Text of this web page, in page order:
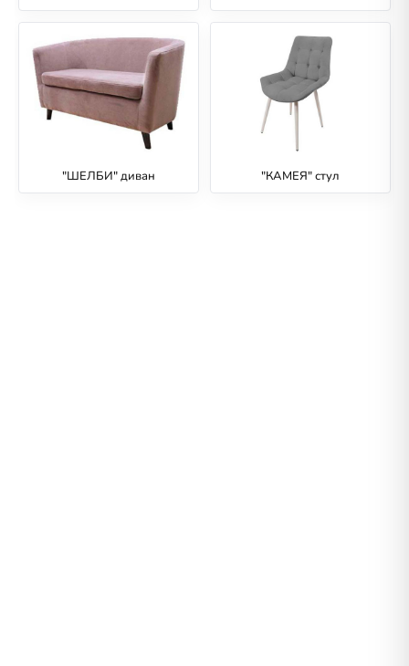
"ШЕЛБИ" диван "КАМЕЯ" стул